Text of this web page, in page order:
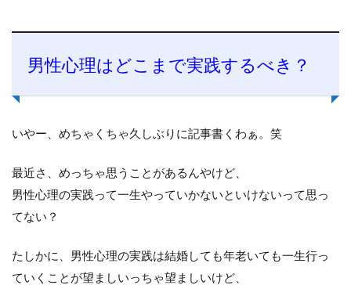
男性心理はどこまで実践するべき？
いやー、めちゃくちゃ久しぶりに記事書くわぁ。笑
最近さ、めっちゃ思うことがあるんやけど、
男性心理の実践って一生やっていかないといけないって思っ
てない？
たしかに、男性心理の実践は結婚しても年老いても一生行っ
ていくことが望ましいっちゃ望ましいけど、